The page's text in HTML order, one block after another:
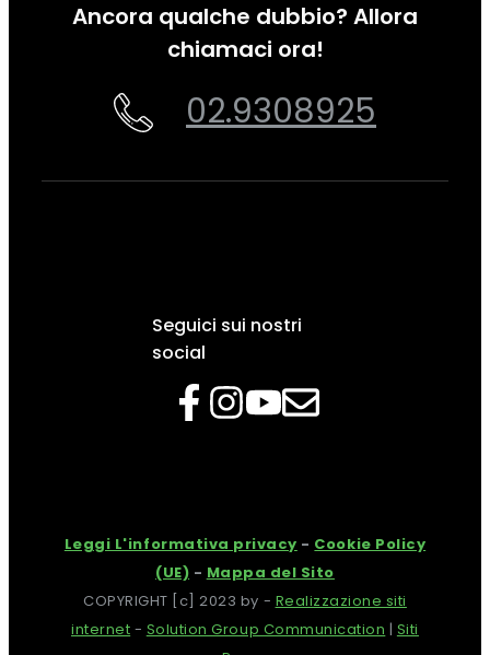
Ancora qualche dubbio? Allora
chiamaci ora!
02.9308925
Seguici sui nostri
social
Leggi L'informativa privacy - Cookie Policy
(UE) - Mappa del Sito
COPYRIGHT [c] 2023 by - Realizzazione siti
internet - Solution Group Communication | Siti